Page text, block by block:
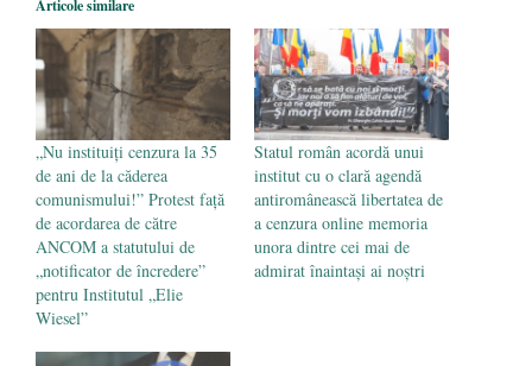
poetului Octavian Goga, înlăturat din Iași
- 16 aprilie 2026
Articole similare
„Nu instituiți cenzura la 35
de ani de la căderea
comunismului!” Protest față
de acordarea de către
ANCOM a statutului de
„notificator de încredere”
pentru Institutul „Elie
Wiesel”
Statul român acordă unui
institut cu o clară agendă
antiromânească libertatea de
a cenzura online memoria
unora dintre cei mai de
admirat înaintași ai noștri